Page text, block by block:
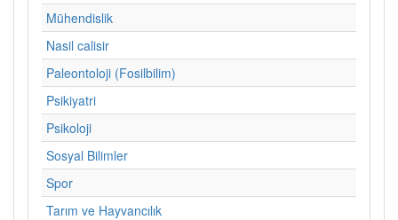
Mühendislik
Nasil calisir
Paleontoloji (Fosilbilim)
Psikiyatri
Psikoloji
Sosyal Bilimler
Spor
Tarım ve Hayvancılık